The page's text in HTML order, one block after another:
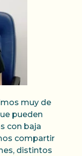
muy de
pueden
con baja
compartir
distintos